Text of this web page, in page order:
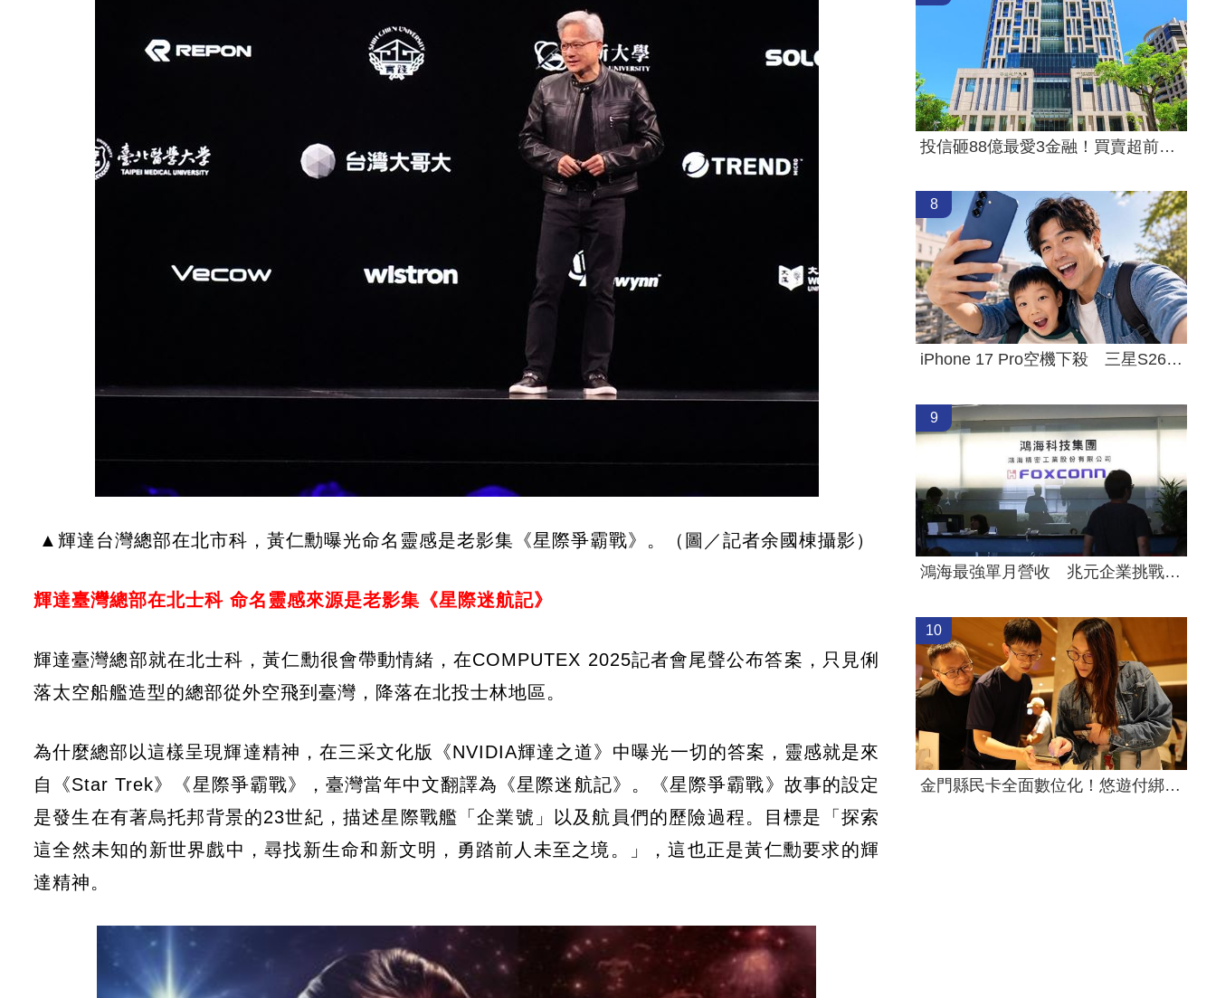
▲輝達台灣總部在北市科，黃仁勳曝光命名靈感是老影集《星際爭霸戰》。（圖／記者余國棟攝影）
輝達臺灣總部在北士科 命名靈感來源是老影集《星際迷航記》
輝達臺灣總部就在北士科，黃仁勳很會帶動情緒，在COMPUTEX 2025記者會尾聲公布答案，只見俐
落太空船艦造型的總部從外空飛到臺灣，降落在北投士林地區。
為什麼總部以這樣呈現輝達精神，在三采文化版《NVIDIA輝達之道》中曝光一切的答案，靈感就是來
自《Star Trek》《星際爭霸戰》，臺灣當年中文翻譯為《星際迷航記》。《星際爭霸戰》故事的設定
是發生在有著烏托邦背景的23世紀，描述星際戰艦「企業號」以及航員們的歷險過程。目標是「探索
這全然未知的新世界戲中，尋找新生命和新文明，勇踏前人未至之境。」，這也正是黃仁勳要求的輝
達精神。
投信砸88億最愛3金融！買賣超前十一次看
8
iPhone 17 Pro空機下殺 三星S26+降近8千
9
鴻海最強單月營收 兆元企業挑戰月營收兆
10
金門縣民卡全面數位化！悠遊付綁定享便利